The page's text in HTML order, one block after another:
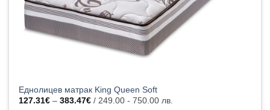
Еднолицев матрак King Queen Soft
127.31€ – 383.47€Price
/ 249.00 - 750.00 лв.